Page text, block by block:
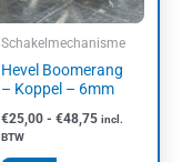
Schakelmechanisme
Hevel Boomerang
– Koppel – 6mm
€25,00 - €48,75 incl.
BTW
optie
worden
de